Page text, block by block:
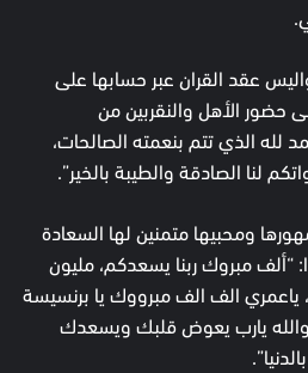
عقد القران عبر حسابها على
حضور الأهل والنقربين من
لله الذي تتم بنعمته الصالحات،
لنا الصادقة والطيبة بالخير”.
ومحبيها متمنين لها السعادة
مبروك ربنا يسعدكم، مليون
ياعمري الف الف مبرووك يا برنسيسة
يارب يعوض قلبك ويسعدك